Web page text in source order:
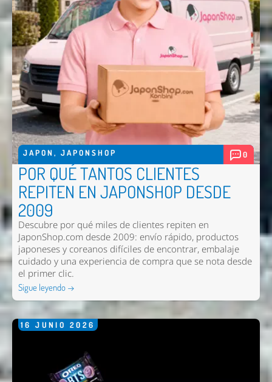
JAPON , JAPONSHOP 0
POR QUÉ TANTOS CLIENTES
REPITEN EN JAPONSHOP DESDE
2009
Descubre por qué miles de clientes repiten en
JaponShop.com desde 2009: envío rápido, productos
japoneses y coreanos difíciles de encontrar, embalaje
cuidado y una experiencia de compra que se nota desde
el primer clic.
Sigue leyendo →
16 JUNIO 2026
Nombre *
Email *
Comentario *